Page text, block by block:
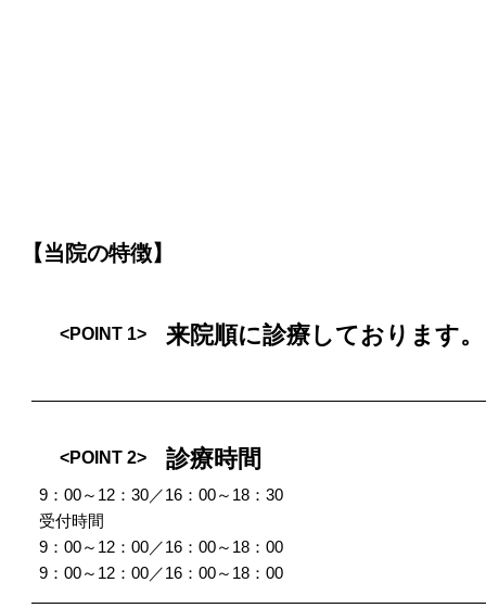
【当院の特徴】
<POINT 1> 来院順に診療しております。
<POINT 2> 診療時間
9：00～12：30／16：00～18：30
受付時間
9：00～12：00／16：00～18：00
9：00～12：00／16：00～18：00